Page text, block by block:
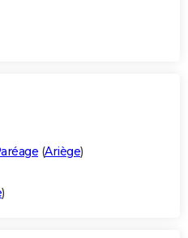
(Ariège)
)